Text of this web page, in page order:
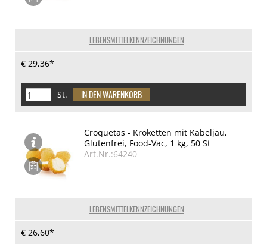
LEBENSMITTELKENNZEICHNUNGEN
€ 29,36*
St.
LEBENSMITTELKENNZEICHNUNGEN
Croquetas - Kroketten mit Kabeljau,
Glutenfrei, Food-Vac, 1 kg, 50 St
Art.Nr.:64240
€ 26,60*